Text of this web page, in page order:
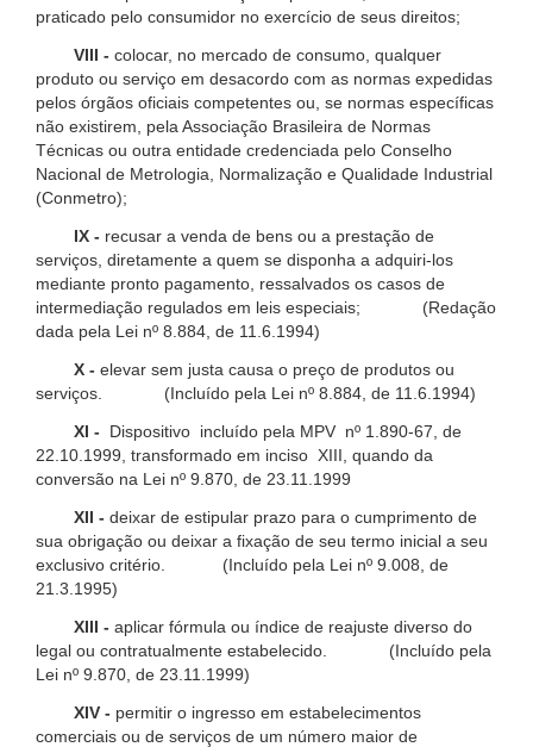
praticado pelo consumidor no exercício de seus direitos;
VIII - colocar, no mercado de consumo, qualquer
produto ou serviço em desacordo com as normas expedidas
pelos órgãos oficiais competentes ou, se normas específicas
não existirem, pela Associação Brasileira de Normas
Técnicas ou outra entidade credenciada pelo Conselho
Nacional de Metrologia, Normalização e Qualidade Industrial
(Conmetro);
IX - recusar a venda de bens ou a prestação de
serviços, diretamente a quem se disponha a adquiri-los
mediante pronto pagamento, ressalvados os casos de
intermediação regulados em leis especiais; (Redação
dada pela Lei nº 8.884, de 11.6.1994)
X - elevar sem justa causa o preço de produtos ou
serviços. (Incluído pela Lei nº 8.884, de 11.6.1994)
XI -
Dispositivo incluído pela MPV nº 1.890-67, de
22.10.1999, transformado em inciso XIII, quando da
conversão na Lei nº 9.870, de 23.11.1999
XII - deixar de estipular prazo para o cumprimento de
sua obrigação ou deixar a fixação de seu termo inicial a seu
exclusivo critério. (Incluído pela Lei nº 9.008, de
21.3.1995)
XIII - aplicar fórmula ou índice de reajuste diverso do
legal ou contratualmente estabelecido. (Incluído pela
Lei nº 9.870, de 23.11.1999)
XIV - permitir o ingresso em estabelecimentos
comerciais ou de serviços de um número maior de